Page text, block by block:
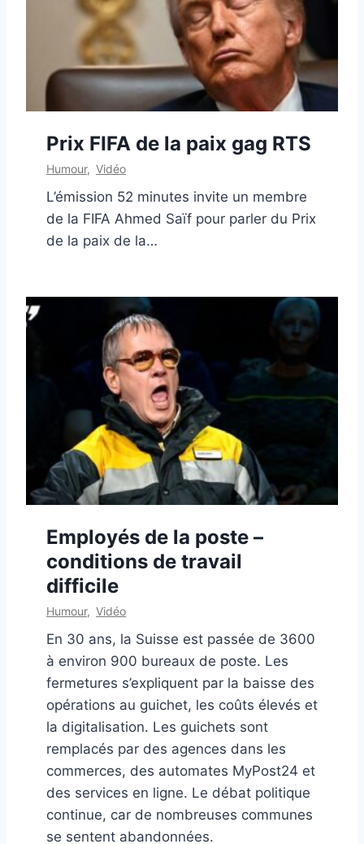
Prix FIFA de la paix gag RTS
Humour, Vidéo
L’émission 52 minutes invite un membre
de la FIFA Ahmed Saïf pour parler du Prix
de la paix de la…
Employés de la poste –
conditions de travail
difficile
Humour, Vidéo
En 30 ans, la Suisse est passée de 3600
à environ 900 bureaux de poste. Les
fermetures s’expliquent par la baisse des
opérations au guichet, les coûts élevés et
la digitalisation. Les guichets sont
remplacés par des agences dans les
commerces, des automates MyPost24 et
des services en ligne. Le débat politique
continue, car de nombreuses communes
se sentent abandonnées.